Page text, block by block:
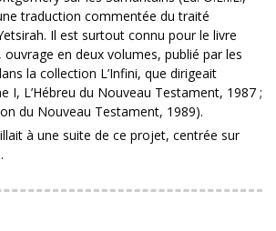
traduction commentée du traité
Il est surtout connu pour le livre
ouvrage en deux volumes, publié par les
la collection L’Infini, que dirigeait
I, L’Hébreu du Nouveau Testament, 1987 ;
du Nouveau Testament, 1989).
à une suite de ce projet, centrée sur